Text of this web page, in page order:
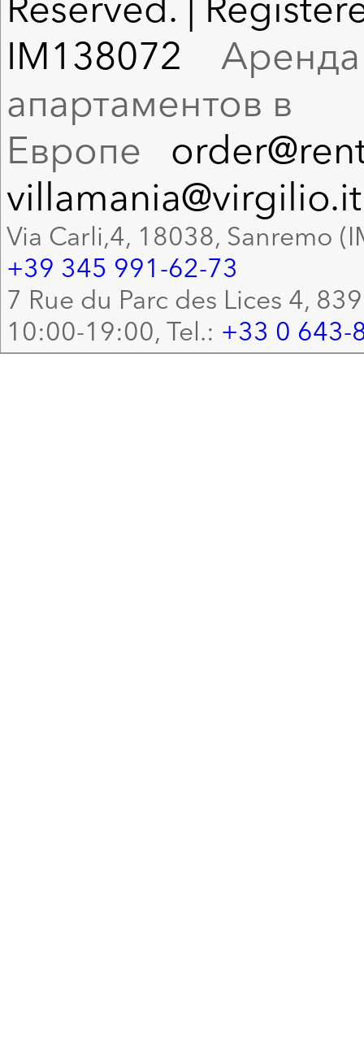
IM138072 Аренда
апартаментов в
Европе
villamania@virgilio.it
Via Carli,4, 18038, Sanremo
+39 345 991-62-73
7 Rue du Parc des Lices 4,
10:00-19:00, Tel.: +33 0 643-